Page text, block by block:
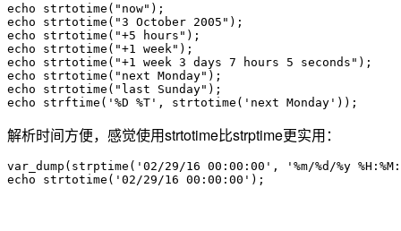
echo strtotime("now");
echo strtotime("3 October 2005");
echo strtotime("+5 hours");
echo strtotime("+1 week");
echo strtotime("+1 week 3 days 7 hours 5 seconds");
echo strtotime("next Monday");
echo strtotime("last Sunday");
echo strftime('%D %T', strtotime('next Monday'));
解析时间方便，感觉使用strtotime比strptime更实用：
var_dump(strptime('02/29/16 00:00:00', '%m/%d/%y
echo strtotime('02/29/16 00:00:00');